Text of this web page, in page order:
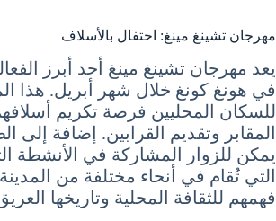
مهرجان تشينغ مينغ: احتفال بالأسلاف
يعد مهرجان تشينغ مينغ أحد أبرز
في هونغ كونغ خلال شهر أبريل. هذا
للسكان المحليين فرصة تكريم
المقابر وتقديم القرابين. إضافة إلى
يمكن للزوار المشاركة في الأنشطة
التي تُقام في أنحاء مختلفة من
فهمهم للثقافة المحلية وتاريخها